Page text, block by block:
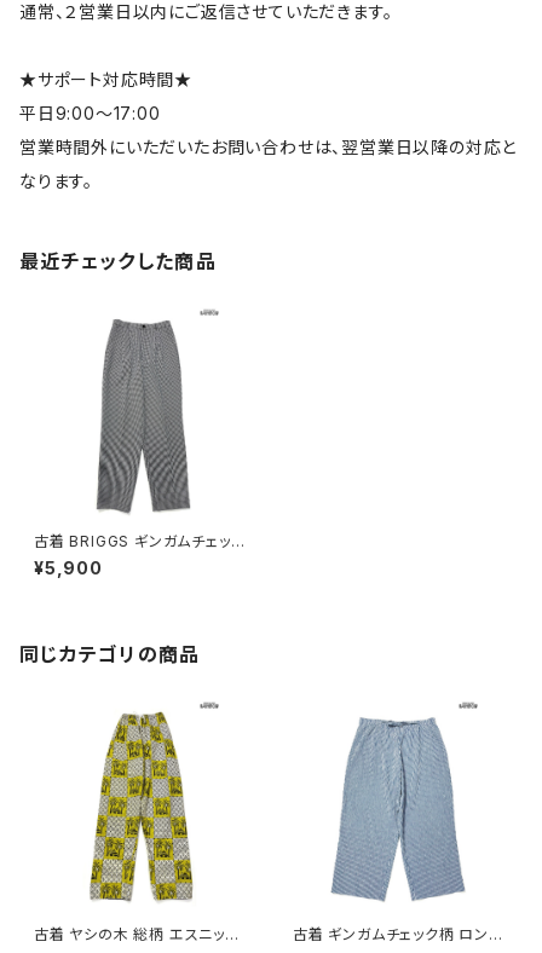
通常、２営業日以内にご返信させていただきます。
★サポート対応時間★
平日9:00～17:00
営業時間外にいただいたお問い合わせは、翌営業日以降の対応と
なります。
最近チェックした商品
古着 BRIGGS ギンガムチェック
アメリカ製 ロング丈 パンツ 黒
(btu2409063)
¥5,900
同じカテゴリの商品
古着 ヤシの木 総柄 エスニック
古着 ギンガムチェック柄 ロング